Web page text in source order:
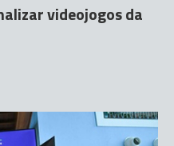
videojogos da